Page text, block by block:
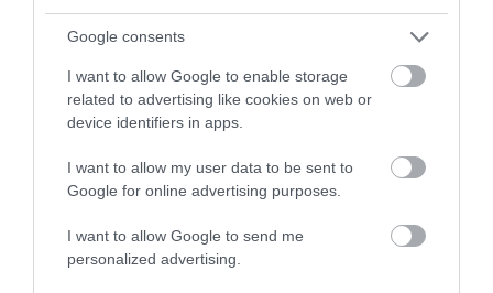
Google consents
I want to allow Google to enable storage
related to advertising like cookies on web or
device identifiers in apps.
I want to allow my user data to be sent to
Google for online advertising purposes.
I want to allow Google to send me
personalized advertising.